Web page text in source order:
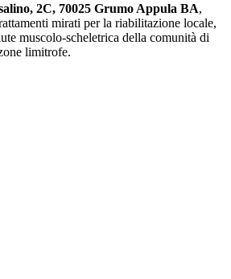
2C, 70025 Grumo Appula BA,
mirati per la riabilitazione locale,
muscolo-scheletrica della comunità di
limitrofe.